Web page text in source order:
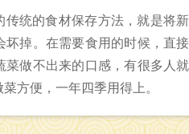
传统的食材保存方法，就是将
掉。在需要食用的时候，直
菜做不出来的口感，有很多人
方便，一年四季用得上。